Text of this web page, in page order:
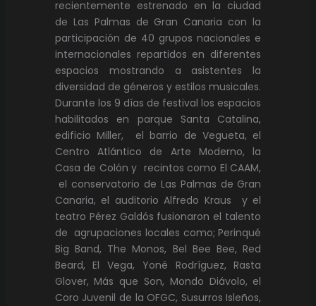
recientemente estrenado en la ciudad
de Las Palmas de Gran Canaria con la
participación de 40 grupos nacionales e
internacionales repartidos en diferentes
espacios mostrando a asistentes la
diversidad de géneros y estilos musicales.
Durante los 9 días de festival los espacios
habilitados en parque Santa Catalina,
edificio Miller, el barrio de Vegueta, el
Centro Atlántico de Arte Moderno, la
Casa de Colón y recintos como El CAAM,
el conservatorio de Las Palmas de Gran
Canaria, el auditorio Alfredo Kraus y el
teatro Pérez Galdós fusionaron el talento
de agrupaciones locales como; Perinqué
Big Band, The Monos, Bel Bee Bee, Red
Beard, El Vega, Yoné Rodríguez, Rasta
Glover, Más que Son, Mondo Diávolo, el
Coro Juvenil de la OFGC, Susurros Isleños,